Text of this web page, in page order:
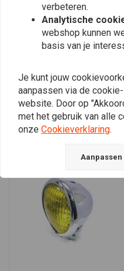
Plaats
Vergelijkbare
verbeteren.
Analytische
webshop kunnen
basis van je
Je kunt jouw
aanpassen via de
website. Door op
met het gebruik van alle
onze Cookieverklaring.
Aanpassen